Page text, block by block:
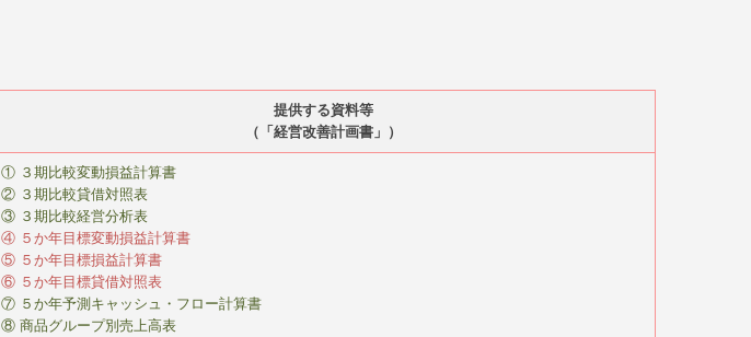
提供する資料等
（「経営改善計画書」）
① ３期比較変動損益計算書
② ３期比較貸借対照表
③ ３期比較経営分析表
④ ５か年目標変動損益計算書
⑤ ５か年目標損益計算書
⑥ ５か年目標貸借対照表
⑦ ５か年予測キャッシュ・フロー計算書
⑧ 商品グループ別売上高表